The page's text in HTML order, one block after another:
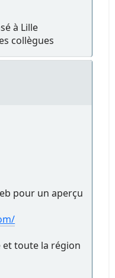
à Lille
collègues
pour un aperçu
et toute la région